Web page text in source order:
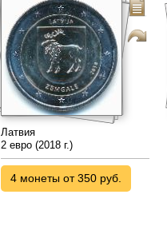
Латвия
2 евро (2018 г.)
4 монеты от 350 руб.